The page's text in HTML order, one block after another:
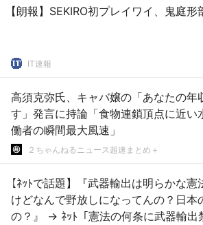
【朗報】SEKIRO初プレイワイ、鬼庭
IT速報
高須克弥氏、キャバ嬢の「あなたの年
す」発言に持論「食物連鎖頂点に近い
働者の瞬間最大風速」
２ちゃんねるニュース超速まとめ＋
【ﾈｯﾄで話題】『武器輸出は明らかな
けどなんで野放しになってんの？日本
の？』 → ﾈｯﾄ「憲法の何条に武器輸出